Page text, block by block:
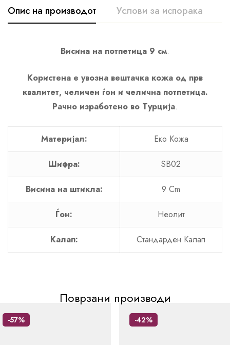
Опис на производот Услови за испорака
Висина на потпетица 9 см.
Користена е увозна вештачка кожа од прв
квалитет, челичен ѓон и челична потпетица.
Рачно изработено во Турција.
Материјал: Еко Кожа
Шифра: SB02
Висина на штикла: 9 Cm
Ѓон: Неолит
Калап: Стандарден Калап
Поврзани производи
-57% -42%